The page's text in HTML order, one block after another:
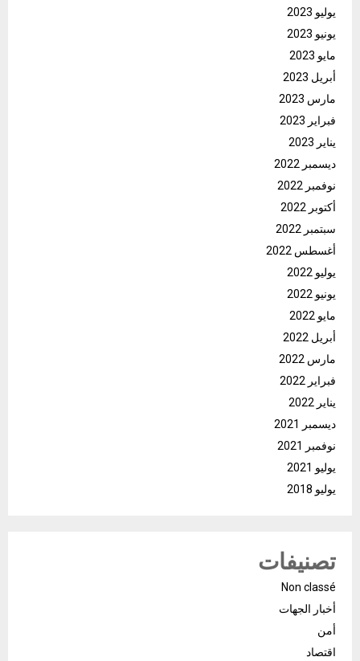
يوليو 2023
يونيو 2023
مايو 2023
أبريل 2023
مارس 2023
فبراير 2023
يناير 2023
ديسمبر 2022
نوفمبر 2022
أكتوبر 2022
سبتمبر 2022
أغسطس 2022
يوليو 2022
يونيو 2022
مايو 2022
أبريل 2022
مارس 2022
فبراير 2022
يناير 2022
ديسمبر 2021
نوفمبر 2021
يوليو 2021
يوليو 2018
تصنيفات
Non classé
أخبار الجهات
أمن
اقتصاد